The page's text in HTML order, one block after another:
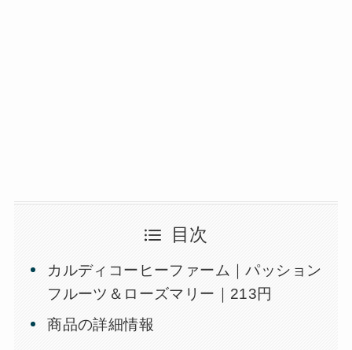
目次
カルディコーヒーファーム｜パッション
フルーツ＆ローズマリー｜213円
商品の詳細情報